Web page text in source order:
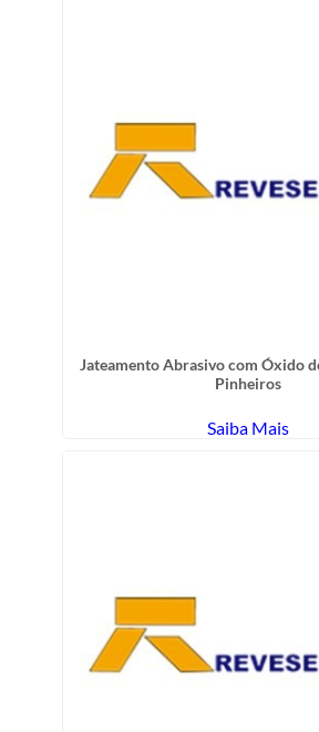
Jateamento Abrasivo com Óxido
Pinheiros
Saiba Mais